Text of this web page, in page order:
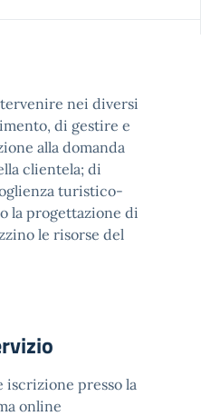
nei diversi
di gestire e
alla domanda
clientela; di
turistico-
la progettazione di
le risorse del
iscrizione presso la
online